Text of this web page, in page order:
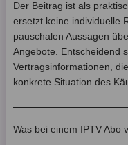
Der Beitrag ist als
ersetzt keine individuelle
pauschalen Aussagen
Angebote. Entscheidend
Vertragsinformationen,
konkrete Situation des
Was bei einem IPTV Abo